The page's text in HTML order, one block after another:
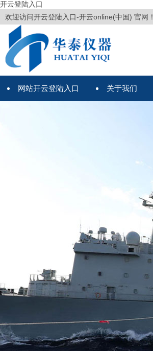
开云登陆入口
欢迎访问开云登陆入口-开云online(中国) 官网！
网站开云登陆入口 关于我们